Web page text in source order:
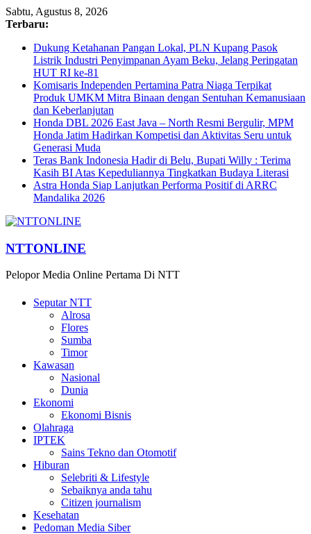
Sabtu, Agustus 8, 2026
Terbaru:
Dukung Ketahanan Pangan Lokal, PLN Kupang Pasok
Listrik Industri Penyimpanan Ayam Beku, Jelang Peringatan
HUT RI ke-81
Komisaris Independen Pertamina Patra Niaga Terpikat
Produk UMKM Mitra Binaan dengan Sentuhan Kemanusiaan
dan Keberlanjutan
Honda DBL 2026 East Java – North Resmi Bergulir, MPM
Honda Jatim Hadirkan Kompetisi dan Aktivitas Seru untuk
Generasi Muda
Teras Bank Indonesia Hadir di Belu, Bupati Willy : Terima
Kasih BI Atas Kepeduliannya Tingkatkan Budaya Literasi
Astra Honda Siap Lanjutkan Performa Positif di ARRC
Mandalika 2026
NTTONLINE
Pelopor Media Online Pertama Di NTT
Seputar NTT
Alrosa
Flores
Sumba
Timor
Kawasan
Nasional
Dunia
Ekonomi
Ekonomi Bisnis
Olahraga
IPTEK
Sains Tekno dan Otomotif
Hiburan
Selebriti & Lifestyle
Sebaiknya anda tahu
Citizen journalism
Kesehatan
Pedoman Media Siber